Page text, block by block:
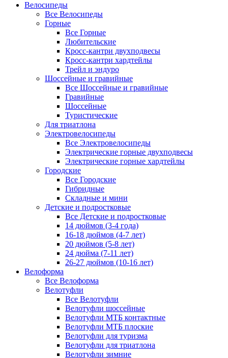
Велосипеды
Все Велосипеды
Горные
Все Горные
Любительские
Кросс-кантри двухподвесы
Кросс-кантри хардтейлы
Трейл и эндуро
Шоссейные и гравийные
Все Шоссейные и гравийные
Гравийные
Шоссейные
Туристические
Для триатлона
Электровелосипеды
Все Электровелосипеды
Электрические горные двухподвесы
Электрические горные хардтейлы
Городские
Все Городские
Гибридные
Складные и мини
Детские и подростковые
Все Детские и подростковые
14 дюймов (3-4 года)
16-18 дюймов (4-7 лет)
20 дюймов (5-8 лет)
24 дюйма (7-11 лет)
26-27 дюймов (10-16 лет)
Велоформа
Все Велоформа
Велотуфли
Все Велотуфли
Велотуфли шоссейные
Велотуфли МТБ контактные
Велотуфли МТБ плоские
Велотуфли для туризма
Велотуфли для триатлона
Велотуфли зимние